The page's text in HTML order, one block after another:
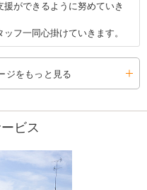
ができるように努めていき
フ一同心掛けていきます。
ジをもっと見る
ビス